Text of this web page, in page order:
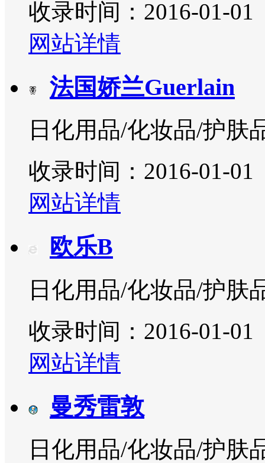
收录时间：2016-01-01
网站详情
法国娇兰Guerlain
日化用品/化妆品/护肤
收录时间：2016-01-01
网站详情
欧乐B
日化用品/化妆品/护肤
收录时间：2016-01-01
网站详情
曼秀雷敦
日化用品/化妆品/护肤